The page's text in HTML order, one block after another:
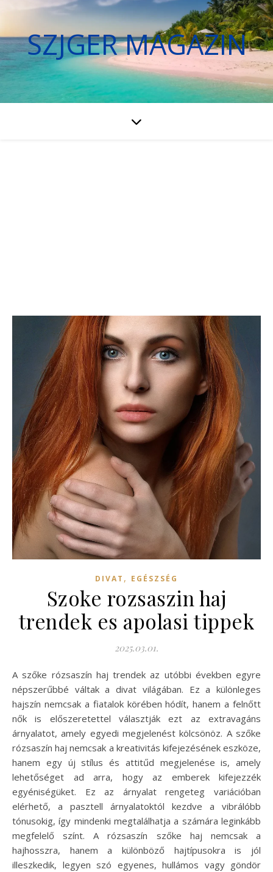
SZJGER MAGAZIN
DIVAT , EGÉSZSÉG
Szoke rozsaszin haj
trendek es apolasi tippek
2025.03.01.
A szőke rózsaszín haj trendek az utóbbi években egyre
népszerűbbé váltak a divat világában. Ez a különleges
hajszín nemcsak a fiatalok körében hódít, hanem a felnőtt
nők is előszeretettel választják ezt az extravagáns
árnyalatot, amely egyedi megjelenést kölcsönöz. A szőke
rózsaszín haj nemcsak a kreativitás kifejezésének eszköze,
hanem egy új stílus és attitűd megjelenése is, amely
lehetőséget ad arra, hogy az emberek kifejezzék
egyéniségüket. Ez az árnyalat rengeteg variációban
elérhető, a pasztell árnyalatoktól kezdve a vibrálóbb
tónusokig, így mindenki megtalálhatja a számára leginkább
megfelelő színt. A rózsaszín szőke haj nemcsak a
hajhosszra, hanem a különböző hajtípusokra is jól
illeszkedik, legyen szó egyenes, hullámos vagy göndör